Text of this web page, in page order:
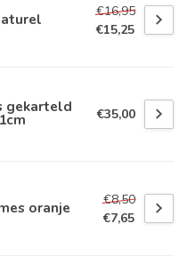
€16,95
€15,25
gekarteld €35,00
oranje
€8,50
€7,65